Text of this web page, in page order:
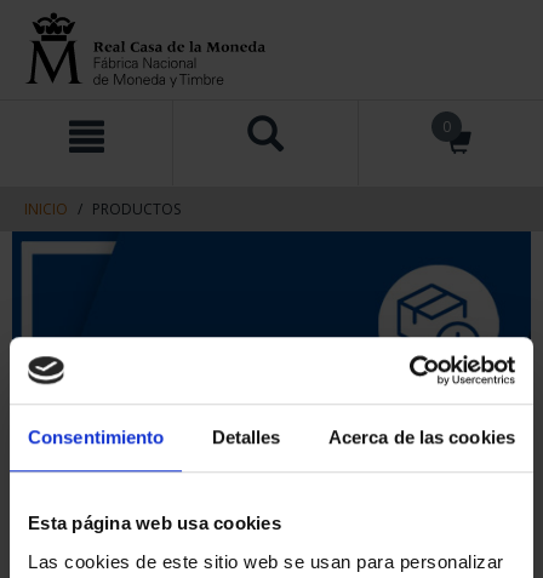
Consentimiento Detalles Acerca de las cookies
Esta página web usa cookies
Las cookies de este sitio web se usan para personalizar
contenido
navegacin
0
INICIO PRODUCTOS